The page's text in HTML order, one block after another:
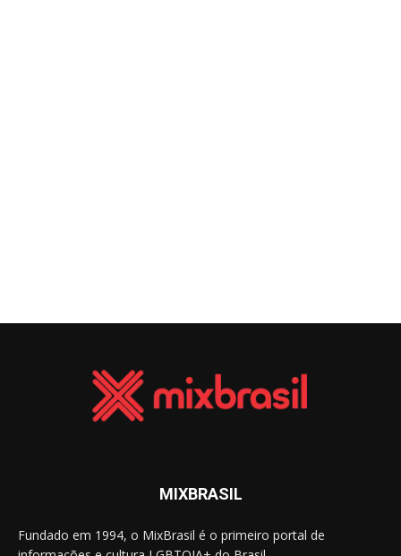
MIXBRASIL
Fundado em 1994, o MixBrasil é o primeiro portal de